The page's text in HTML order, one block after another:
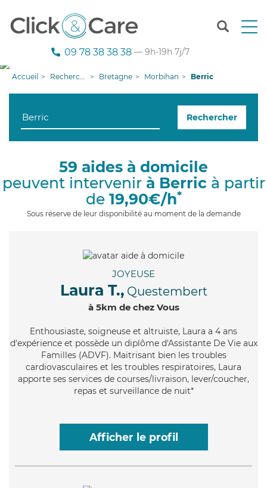
T
n
g
i
09 78 38 38 38 — 9h-19h 7j/7
Accueil Recherche aide à domicile Bretagne Morbihan Berric
Rechercher
59 aides à domicile
peuvent intervenir à Berricà partir
de 19,90€/h*
Sous réserve de leur disponibilité au moment de la demande
JOYEUSE
Laura T., Questembert
à 5km de chez Vous
Enthousiaste, soigneuse et altruiste, Laura a 4 ans
d'expérience et possède un diplôme d'Assistante De Vie aux
Familles (ADVF). Maitrisant bien les troubles
cardiovasculaires et les troubles respiratoires, Laura
apporte ses services de courses/livraison, lever/coucher,
repas et surveillance de nuit*
Afficher le profil